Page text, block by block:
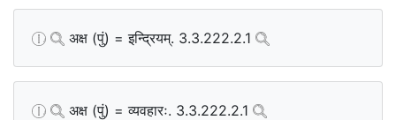
अक्ष (पुं) = इन्द्रियम्. 3.3.222.2.1
अक्ष (पुं) = व्यवहारः. 3.3.222.2.1